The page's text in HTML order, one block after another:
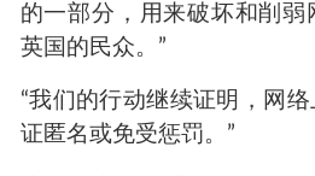
的一部分，用来破坏和削弱
英国的民众。”
“我们的行动继续证明，网
证匿名或免受惩罚。”